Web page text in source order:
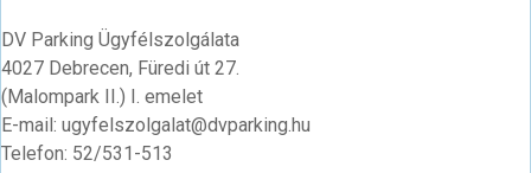
DV Parking Ügyfélszolgálata
4027 Debrecen, Füredi út 27.
(Malompark II.) I. emelet
E-mail: ugyfelszolgalat@dvparking.hu
Telefon: 52/531-513